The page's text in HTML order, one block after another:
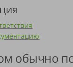
обычно